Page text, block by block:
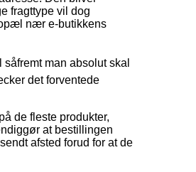
fragttype vil dog
nær e-butikkens
man absolut skal
det forventede
de fleste produkter,
at bestillingen
afsted forud for at de